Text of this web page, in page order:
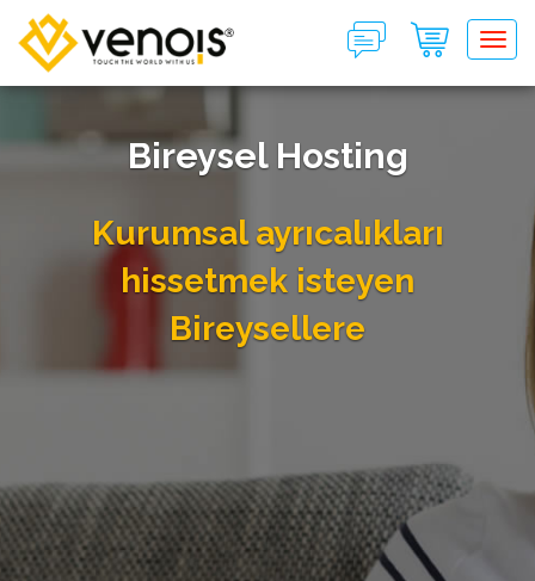
Bireysel Hosting
Kurumsal ayrıcalıkları
hissetmek isteyen
Bireysellere